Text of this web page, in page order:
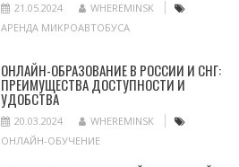
21.05.2024
WHEREMINSK
АРЕНДА МИКРОАВТОБУСА
ОНЛАЙН-ОБРАЗОВАНИЕ В РОССИИ И СНГ:
ПРЕИМУЩЕСТВА ДОСТУПНОСТИ И
УДОБСТВА
20.03.2024
WHEREMINSK
ОНЛАЙН-ОБУЧЕНИЕ